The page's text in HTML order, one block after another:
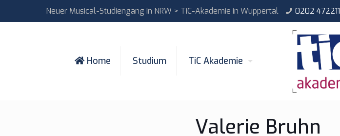
Neuer Musical-Studiengang in NRW > TiC-Akademie in Wuppertal 0202 472211
Home Studium TiC Akademie
Valerie Bruhn